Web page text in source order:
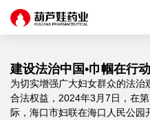
建设法治中国•巾帼在行动
为切实增强广大妇女群众的法
合法权益，2024年3月7日，在
际，海口市妇联在海口人民公园